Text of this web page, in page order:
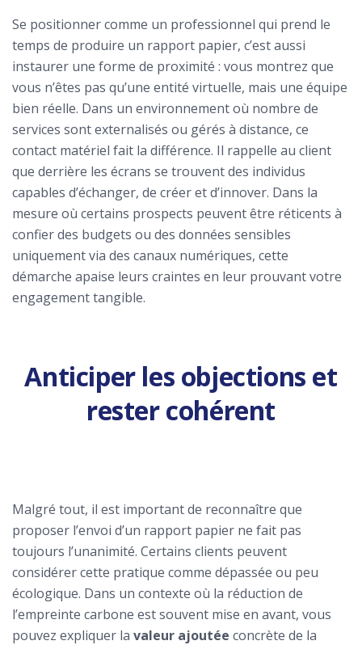
Se positionner comme un professionnel qui prend le
temps de produire un rapport papier, c’est aussi
instaurer une forme de proximité : vous montrez que
vous n’êtes pas qu’une entité virtuelle, mais une équipe
bien réelle. Dans un environnement où nombre de
services sont externalisés ou gérés à distance, ce
contact matériel fait la différence. Il rappelle au client
que derrière les écrans se trouvent des individus
capables d’échanger, de créer et d’innover. Dans la
mesure où certains prospects peuvent être réticents à
confier des budgets ou des données sensibles
uniquement via des canaux numériques, cette
démarche apaise leurs craintes en leur prouvant votre
engagement tangible.
Anticiper les objections et
rester cohérent
Malgré tout, il est important de reconnaître que
proposer l’envoi d’un rapport papier ne fait pas
toujours l’unanimité. Certains clients peuvent
considérer cette pratique comme dépassée ou peu
écologique. Dans un contexte où la réduction de
l’empreinte carbone est souvent mise en avant, vous
pouvez expliquer la valeur ajoutée concrète de la